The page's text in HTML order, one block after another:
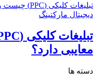
تبلیغات کلیکی (PPC) چیست و چه مزایا و معایبی دارد؟
دیجیتال مارکتینگ
معایبی دارد؟
دسته ها